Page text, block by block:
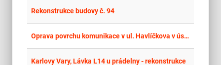
Rekonstrukce budovy č. 94
Oprava povrchu komunikace v ul. Havlíčkova v úseku Polenská–žel. stanice Jihlava
Karlovy Vary, Lávka L14 u prádelny - rekonstrukce